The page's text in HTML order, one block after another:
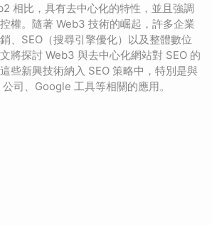
相比，具有去中心化的特性，並且強調
權。隨著 Web3 技術的崛起，許多企業
、SEO（搜尋引擎優化）以及整體數位
將探討 Web3 與去中心化網站對 SEO 的
些新興技術納入 SEO 策略中，特別是與
司、Google 工具等相關的應用。